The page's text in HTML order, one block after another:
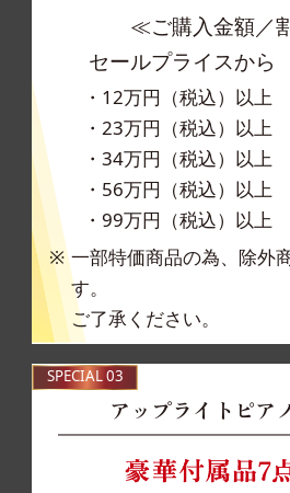
≪ご購入金額／
セールプライスから
・12万円（税込）以上
・23万円（税込）以上
・34万円（税込）以
・56万円（税込）以
・99万円（税込）以
一部特価商品の為、除外
す。
ご了承ください。
SPECIAL 03
アップライトピア